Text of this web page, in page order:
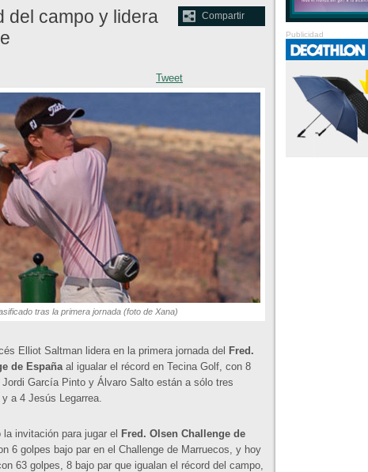
Compartir
del campo y lidera
Tweet
tras la primera jornada (foto de Xana)
Elliot Saltman lidera en la primera jornada del Fred.
de Españaal igualar el récord en Tecina Golf, con 8
Jordi García Pinto y Álvaro Salto están a sólo tres
a 4 Jesús Legarrea.
la invitación para jugar el
Fred. Olsen Challenge de
6 golpes bajo par en el Challenge de Marruecos, y hoy
63 golpes, 8 bajo par que igualan el récord del campo,
Publicidad